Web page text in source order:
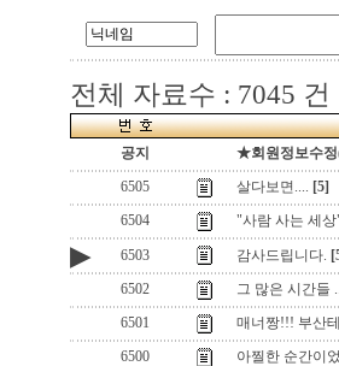
전체 자료수 : 7045 건
공지
★회원정보수
6505
살다보면.... [5]
6504
"사람 사는 세
▶ 6503 감사드립니다.
6502
그 많은 시간들
6501
매너짱!!! 부산
6500
아찔한 순간이